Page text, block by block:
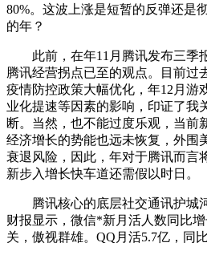
80%。这波上涨是短暂的反弹还是
的年？
此前，在年11月腾讯发布三季
腾讯经营拐点已至的观点。目前过
疫情防控政策大幅优化，年12月游
业化提速等因素的影响，印证了我
断。当然，也不能过度乐观，当前
经济增长的势能也远未恢复，外围
衰退风险，因此，年对于腾讯而言
新步入增长快车道还需假以时日。
腾讯核心的底层社交通讯护城
财报显示，微信*新月活人数同比
关，傲视群雄。QQ月活5.7亿，同